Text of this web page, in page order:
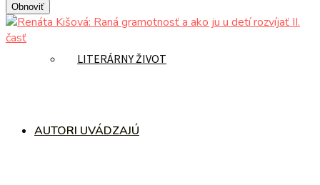
LITERÁRNY ŽIVOT
AUTORI UVÁDZAJÚ
Obnoviť